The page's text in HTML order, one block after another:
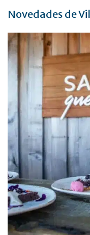
Novedades de